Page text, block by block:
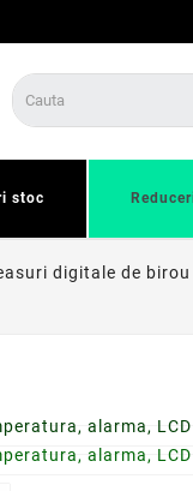
stoc
digitale de birou